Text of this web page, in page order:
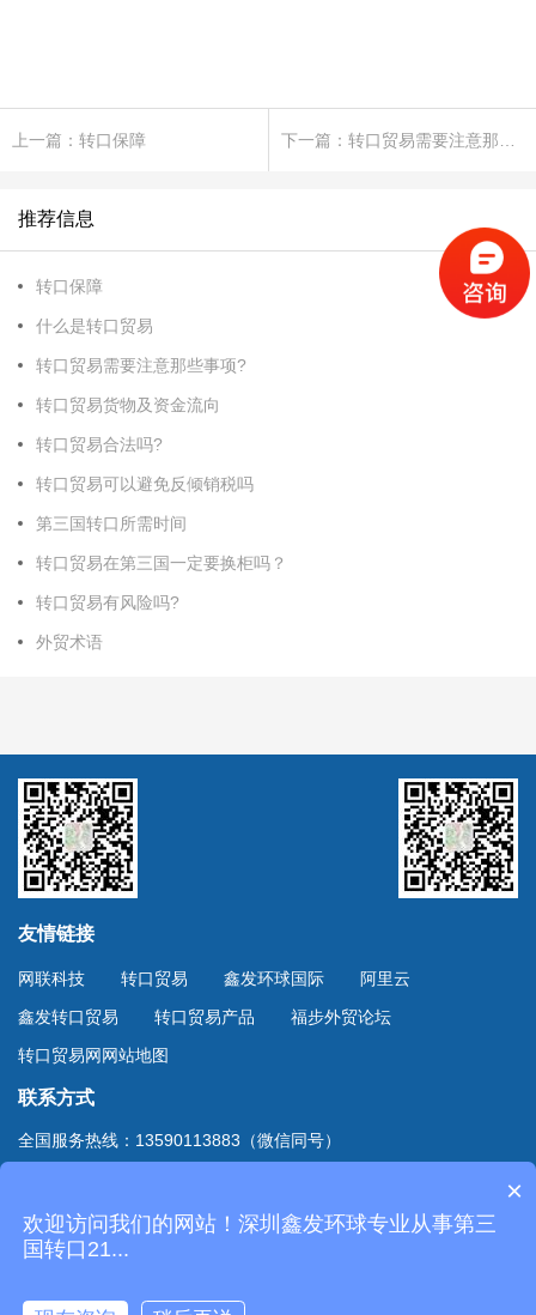
上一篇：转口保障
推荐信息
转口保障
什么是转口贸易
转口贸易需要注意那些事项?
转口贸易货物及资金流向
转口贸易合法吗?
转口贸易可以避免反倾销税吗
第三国转口所需时间
转口贸易在第三国一定要换柜吗？
转口贸易有风险吗?
外贸术语
友情链接
网联科技 转口贸易 鑫发环球国际
阿里云
鑫发转口贸易
转口贸易产品
福步外贸论坛
转口贸易网网站地图
联系方式
全国服务热线：13590113883（微信同号）
Copyright © 2020
深圳市鑫发环球国际货运有限公司
粤ICP备20061124号-2
×
欢迎访问我们的网站！深圳鑫发环球专业从事第三
国转口21...